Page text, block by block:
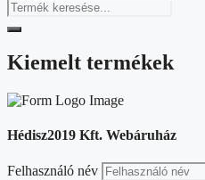
Kiemelt termékek
Hédisz2019 Kft. Webáruház
Felhasználó név